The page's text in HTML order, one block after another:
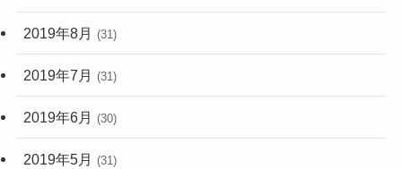
2019年8月 (31)
2019年7月 (31)
2019年6月 (30)
2019年5月 (31)